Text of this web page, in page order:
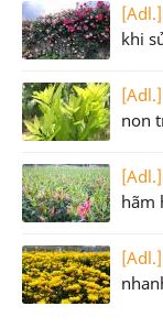
[Adl.]
khi
[Adl.]
non
[Adl.]
hãm
[Adl.]